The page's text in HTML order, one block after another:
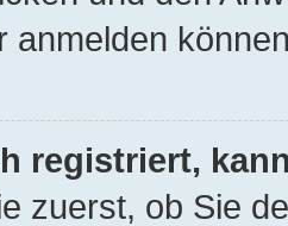
anmelden
registriert,
zuerst, ob Sie